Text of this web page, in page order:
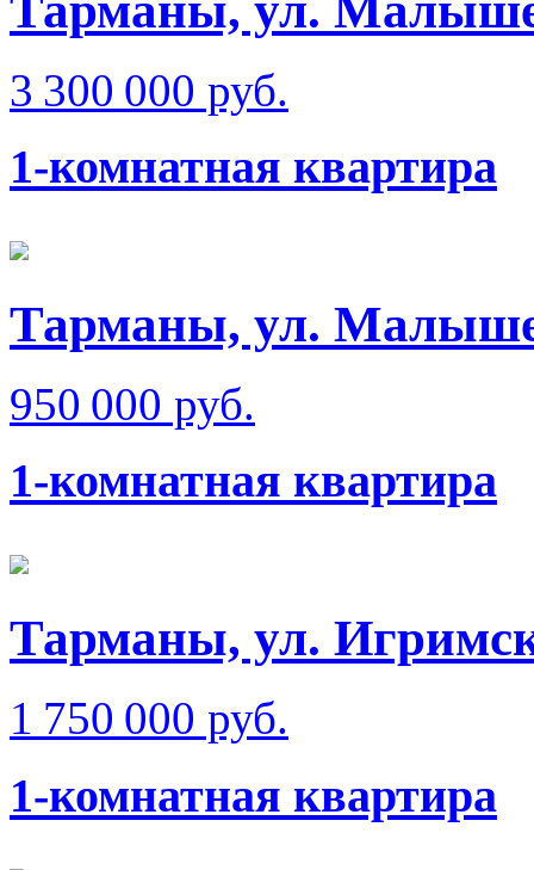
3 300 000 руб.
1-комнатная квартира
Тарманы, ул.
950 000 руб.
1-комнатная квартира
Тарманы, ул.
1 750 000 руб.
1-комнатная квартира